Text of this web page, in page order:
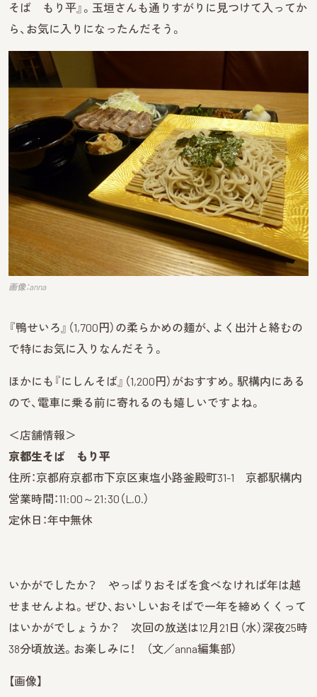
そば もり平』。玉垣さんも通りすがりに見つけて入ってか
ら、お気に入りになったんだそう。
画像：anna
『鴨せいろ』（1,700円）の柔らかめの麺が、よく出汁と絡むの
で特にお気に入りなんだそう。
ほかにも『にしんそば』（1,200円）がおすすめ。駅構内にある
ので、電車に乗る前に寄れるのも嬉しいですよね。
＜店舗情報＞
京都生そば もり平
住所：京都府京都市下京区東塩小路釜殿町31-1 京都駅構内
営業時間：11:00～21:30（L.O.）
定休日：年中無休
いかがでしたか？ やっぱりおそばを食べなければ年は越
せませんよね。ぜひ、おいしいおそばで一年を締めくくって
はいかがでしょうか？ 次回の放送は12月21日（水）深夜25時
38分頃放送。お楽しみに！ （文／anna編集部）
【画像】